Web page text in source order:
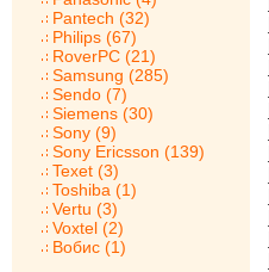
Pantech (32)
Philips (67)
RoverPC (21)
Samsung (285)
Sendo (7)
Siemens (30)
Sony (9)
Sony Ericsson (139)
Texet (3)
Toshiba (1)
Vertu (3)
Voxtel (2)
Вобис (1)